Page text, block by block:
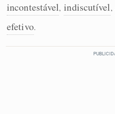
incontestável, indiscutível,
efetivo.